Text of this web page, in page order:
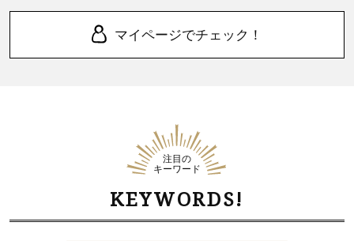
マイページでチェック！
注目の
キーワード
KEYWORDS!